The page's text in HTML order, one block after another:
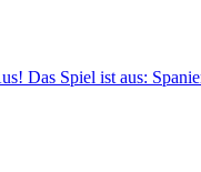
Das Spiel ist aus: